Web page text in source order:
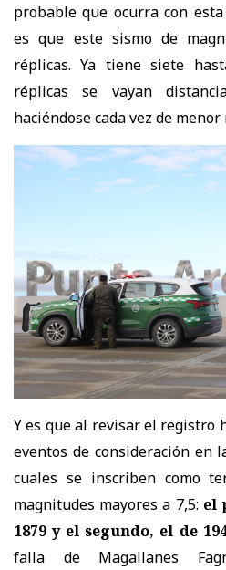
probable que ocurra con
es que este sismo de
réplicas. Ya tiene siete
réplicas se vayan
haciéndose cada vez de
Y es que al revisar el registro
eventos de consideración en
cuales se inscriben como
magnitudes mayores a 7,5: el
1879 y el segundo, el de
falla de Magallanes